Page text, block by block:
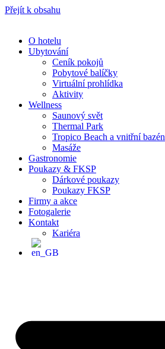
Přejít k obsahu
O hotelu
Ubytování
Ceník pokojů
Pobytové balíčky
Virtuální prohlídka
Aktivity
Wellness
Saunový svět
Thermal Park
Tropico Beach a vnitřní bazén
Masáže
Gastronomie
Poukazy & FKSP
Dárkové poukazy
Poukazy FKSP
Firmy a akce
Fotogalerie
Kontakt
Kariéra